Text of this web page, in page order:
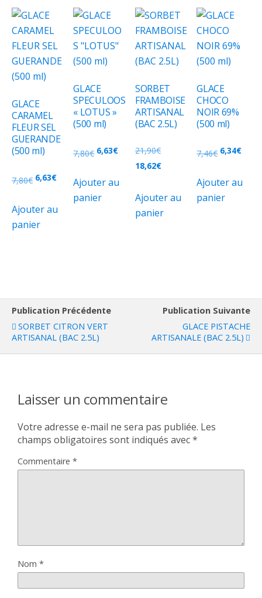
GLACE
CARAMEL
FLEUR SEL
GUERANDE
(500 ml)
7,80€ 6,63€
Ajouter au
panier
GLACE
SPECULOOS
« LOTUS »
(500 ml)
7,80€ 6,63€
Ajouter au
panier
SORBET
FRAMBOISE
ARTISANAL
(BAC 2.5L)
21,90€
18,62€
Ajouter au
panier
GLACE
CHOCO
NOIR 69%
(500 ml)
7,46€ 6,34€
Ajouter au
panier
Publication Précédente
SORBET CITRON VERT
ARTISANAL (BAC 2.5L)
Publication Suivante
GLACE PISTACHE
ARTISANALE (BAC 2.5L)
Laisser un commentaire
Votre adresse e-mail ne sera pas publiée. Les
champs obligatoires sont indiqués avec*
Commentaire *
Nom *